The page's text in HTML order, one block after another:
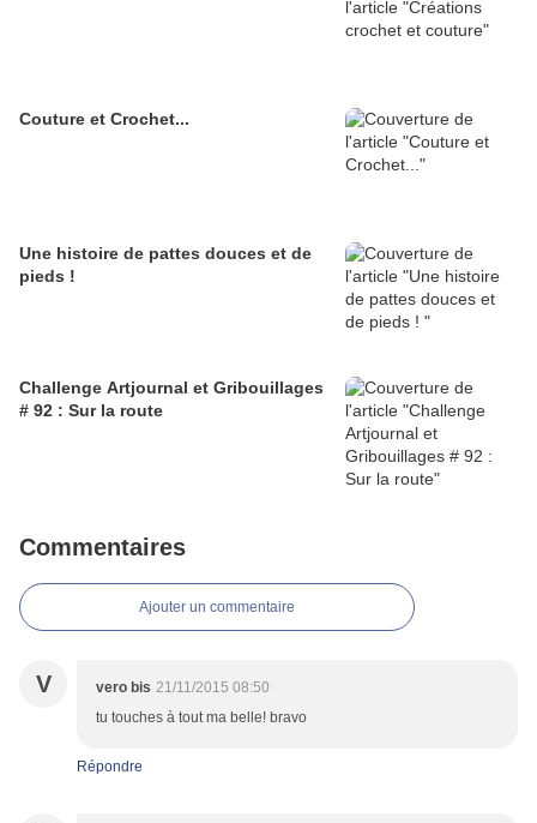
Couture et Crochet...
Une histoire de pattes douces et de
pieds !
Challenge Artjournal et Gribouillages
# 92 : Sur la route
Commentaires
Ajouter un commentaire
V vero bis 21/11/2015 08:50
tu touches à tout ma belle! bravo
Répondre